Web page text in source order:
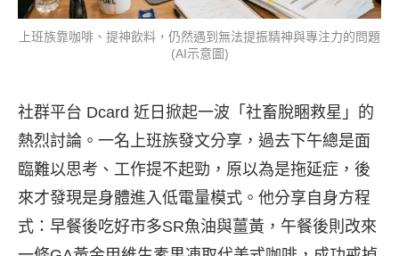
上班族靠咖啡、提神飲料，仍然遇到無法提振精神與專注力的問題
(AI示意圖)
社群平台 Dcard 近日掀起一波「社畜脫睏救星」的
熱烈討論。一名上班族發文分享，過去下午總是面
臨難以思考、工作提不起勁，原以為是拖延症，後
來才發現是身體進入低電量模式。他分享自身方程
式：早餐後吃好市多SR魚油與薑黃，午餐後則改來